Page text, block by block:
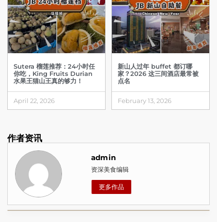
Sutera 榴莲推荐：24小时任
你吃，King Fruits Durian
水果王猫山王真的够力！
April 22, 2026
新山人过年 buffet 都订哪
家？2026 这三间酒店最常被
点名
February 13, 2026
作者资讯
admin
资深美食编辑
更多作品